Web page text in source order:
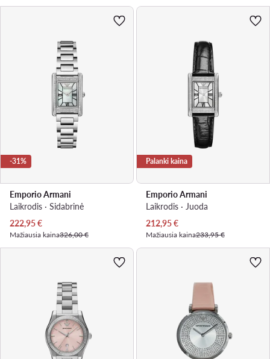
-31%
Emporio Armani
Laikrodis · Sidabrinė
Dabartinė kaina
222,95€
Mažiausia kaina326,00 €
Palanki kaina
Emporio Armani
Laikrodis · Juoda
Dabartinė kaina
212,95€
Mažiausia kaina233,95 €